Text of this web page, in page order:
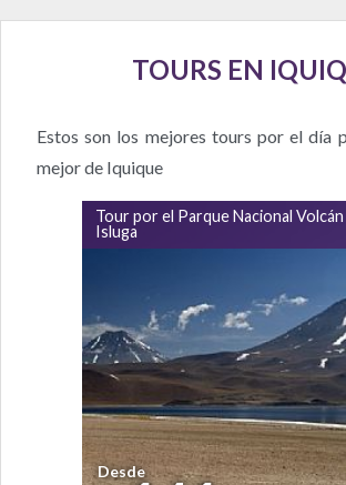
TOURS EN
Estos son los mejores tours por el día
mejor de Iquique
Tour por el Parque Nacional Volcán
Isluga
Desde